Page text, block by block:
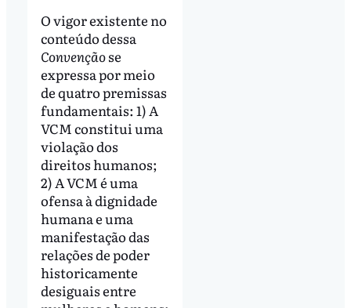
O vigor existente no
conteúdo dessa
Convençãose
expressa por meio
de quatro premissas
fundamentais: 1) A
VCM constitui uma
violação dos
direitos humanos;
2) A VCM é uma
ofensa à dignidade
humana e uma
manifestação das
relações de poder
historicamente
desiguais entre